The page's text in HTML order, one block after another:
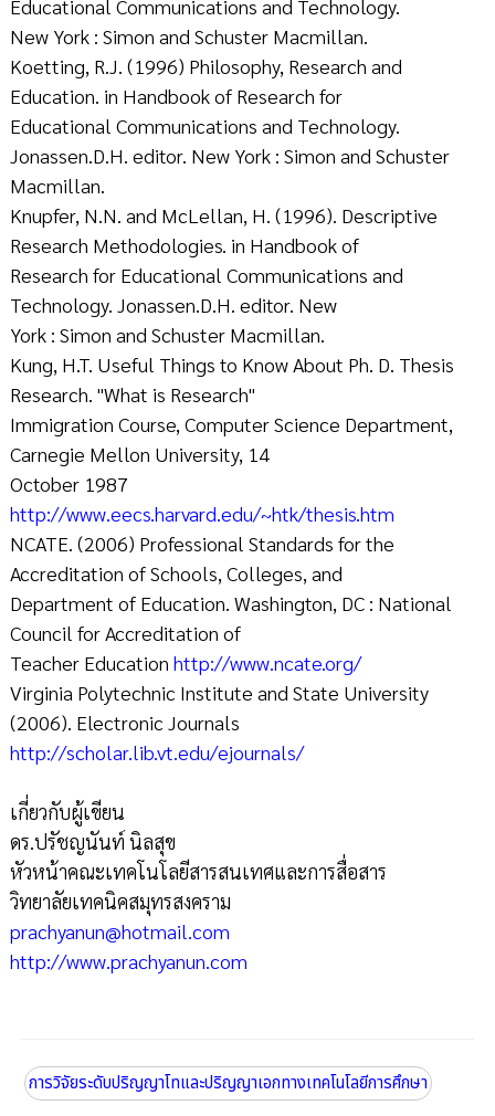
Educational Communications and Technology.
New York : Simon and Schuster Macmillan.
Koetting, R.J. (1996) Philosophy, Research and
Education. in Handbook of Research for
Educational Communications and Technology.
Jonassen.D.H. editor. New York : Simon and Schuster
Macmillan.
Knupfer, N.N. and McLellan, H. (1996). Descriptive
Research Methodologies. in Handbook of
Research for Educational Communications and
Technology. Jonassen.D.H. editor. New
York : Simon and Schuster Macmillan.
Kung, H.T. Useful Things to Know About Ph. D. Thesis
Research. "What is Research"
Immigration Course, Computer Science Department,
Carnegie Mellon University, 14
October 1987
http://www.eecs.harvard.edu/~htk/thesis.htm
NCATE. (2006) Professional Standards for the
Accreditation of Schools, Colleges, and
Department of Education. Washington, DC : National
Council for Accreditation of
Teacher Education http://www.ncate.org/
Virginia Polytechnic Institute and State University
(2006). Electronic Journals
http://scholar.lib.vt.edu/ejournals/
เกี่ยวกับผู้เขียน
ดร.ปรัชญนันท์ นิลสุข
หัวหน้าคณะเทคโนโลยีสารสนเทศและการสื่อสาร
วิทยาลัยเทคนิคสมุทรสงคราม
prachyanun@hotmail.com
http://www.prachyanun.com
การวิจัยระดับปริญญาโทและปริญญาเอกทางเทคโนโลยีการศึกษา